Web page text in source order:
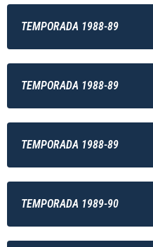
TEMPORADA 1988-89
TEMPORADA 1988-89
TEMPORADA 1988-89
TEMPORADA 1989-90